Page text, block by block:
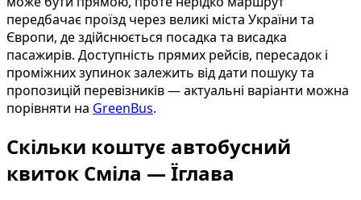
передбачає проїзд через великі міста України та
Європи, де здійснюється посадка та висадка
пасажирів. Доступність прямих рейсів, пересадок і
проміжних зупинок залежить від дати пошуку та
пропозицій перевізників — актуальні варіанти можна
порівняти на GreenBus.
Скільки коштує автобусний
квиток Сміла — Їглава